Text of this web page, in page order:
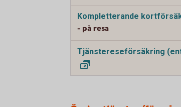
Kompletterande
- på resa
Tjänstereseförsäkring